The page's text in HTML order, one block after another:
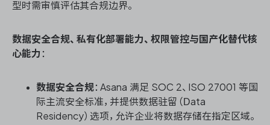
型时需审慎评估其合规边界。
数据安全合规、私有化部署能力、权限管控与国产化替代核
心能力 ：
数据安全合规：Asana 满足 SOC 2、ISO 27001 等国
际主流安全标准，并提供数据驻留（Data
Residency）选项，允许企业将数据存储在指定区域。